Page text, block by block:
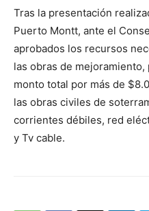
Tras la presentación
Puerto Montt, ante el
aprobados los recursos
las obras de
monto total por más de
las obras civiles de
corrientes débiles, red
y Tv cable.